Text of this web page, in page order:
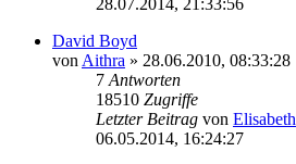
David Boyd
von Aithra » 28.06.2010, 08:33:28
7 Antworten
18510 Zugriffe
Letzter Beitrag von Elisabeth
06.05.2014, 16:24:27